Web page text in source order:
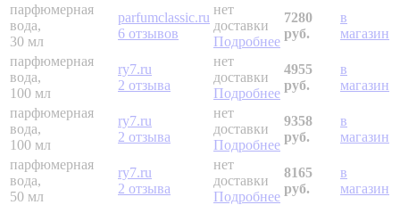
парфюмерная
вода,
30 мл
parfumclassic.ru
6 отзывов
нет
доставки
Подробнее
7280
руб.
в
магазин
парфюмерная
вода,
100 мл
ry7.ru
2 отзыва
нет
доставки
Подробнее
4955
руб.
в
магазин
парфюмерная
вода,
100 мл
ry7.ru
2 отзыва
нет
доставки
Подробнее
9358
руб.
в
магазин
парфюмерная
вода,
50 мл
ry7.ru
2 отзыва
нет
доставки
Подробнее
8165
руб.
в
магазин